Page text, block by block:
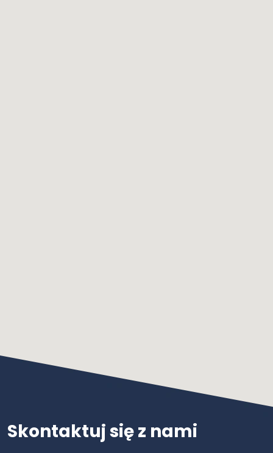
Skontaktuj się z nami